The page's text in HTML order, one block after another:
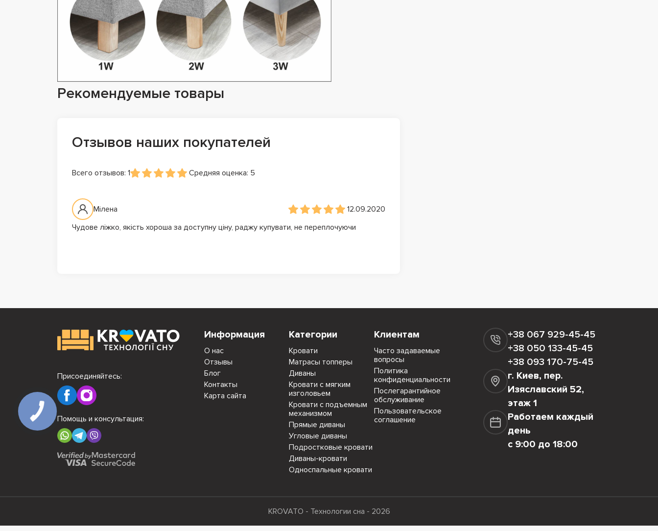
Рекомендуемые товары
Отзывов наших покупателей
Всего отзывов: 1 Средняя оценка: 5
Мілена
12.09.2020
Чудове ліжко, якість хороша за доступну ціну, раджу купувати, не переплочуючи
Информация
О нас
Отзывы
Блог
Контакты
Карта сайта
Категории
Кровати
Матрасы топперы
Диваны
Кровати с мягким
изголовьем
Кровати с подъемным
механизмом
Прямые диваны
Угловые диваны
Подростковые кровати
Диваны-кровати
Односпальные кровати
Клиентам
Часто задаваемые
вопросы
Политика
конфиденциальности
Послегарантийное
обслуживание
Пользовательское
соглашение
+38 067 929-45-45
+38 050 133-45-45
+38 093 170-75-45
г. Киев, пер.
Изяславский 52,
этаж 1
Работаем каждый
день
с 9:00 до 18:00
Присоединяйтесь:
Помощь и консультация:
KROVATO - Технологии сна - 2026